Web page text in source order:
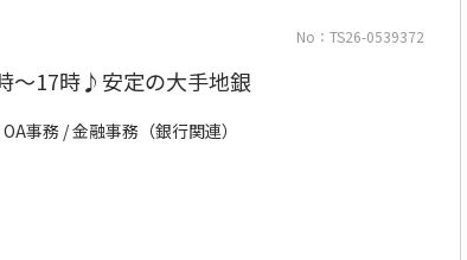
No：TS26-0539372
～17時♪安定の大手地銀
事務 / 金融事務（銀行関連）